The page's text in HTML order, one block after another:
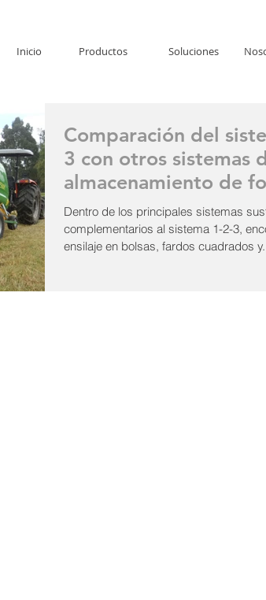
Inicio Soluciones
Productos
Comparación del
3 con otros sistemas
almacenamiento de
Dentro de los principales sistemas
complementarios al sistema 1-2-3,
ensilaje en bolsas, fardos cuadrados